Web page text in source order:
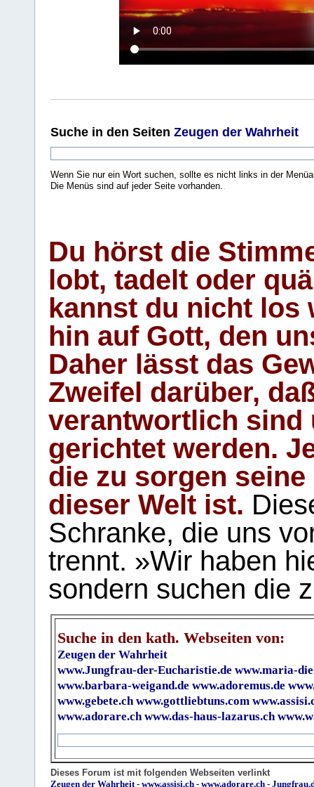
Suche in den Seiten Zeugen der Wahrheit
Wenn Sie nur ein Wort suchen, sollte es nicht links in der
Die Menüs sind auf jeder Seite vorhanden.
Du hörst die
lobt, tadelt oder
kannst du nicht los
hin auf Gott, den
Daher lässt das
Zweifel darüber,
verantwortlich sind
gerichtet werden.
die zu sorgen
dieser Welt ist.
Schranke, die uns
trennt. »Wir haben
sondern suchen die
Suche in den kath. Webseiten von:
Zeugen der Wahrheit
www.Jungfrau-der-Eucharistie.de www.maria-
www.barbara-weigand.de www.adoremus.de
www.gebete.ch www.gottliebtuns.com
www.adorare.ch www.das-haus-lazarus.ch
Dieses Forum ist mit folgenden Webseiten verlinkt
Zeugen der Wahrheit - www.assisi.ch - www.adorare.ch -